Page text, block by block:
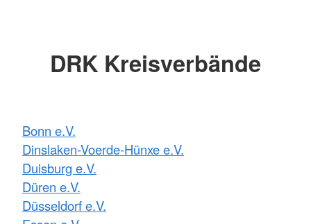
DRK Kreisverbände
Bonn e.V.
Dinslaken-Voerde-Hünxe e.V.
Duisburg e.V.
Düren e.V.
Düsseldorf e.V.